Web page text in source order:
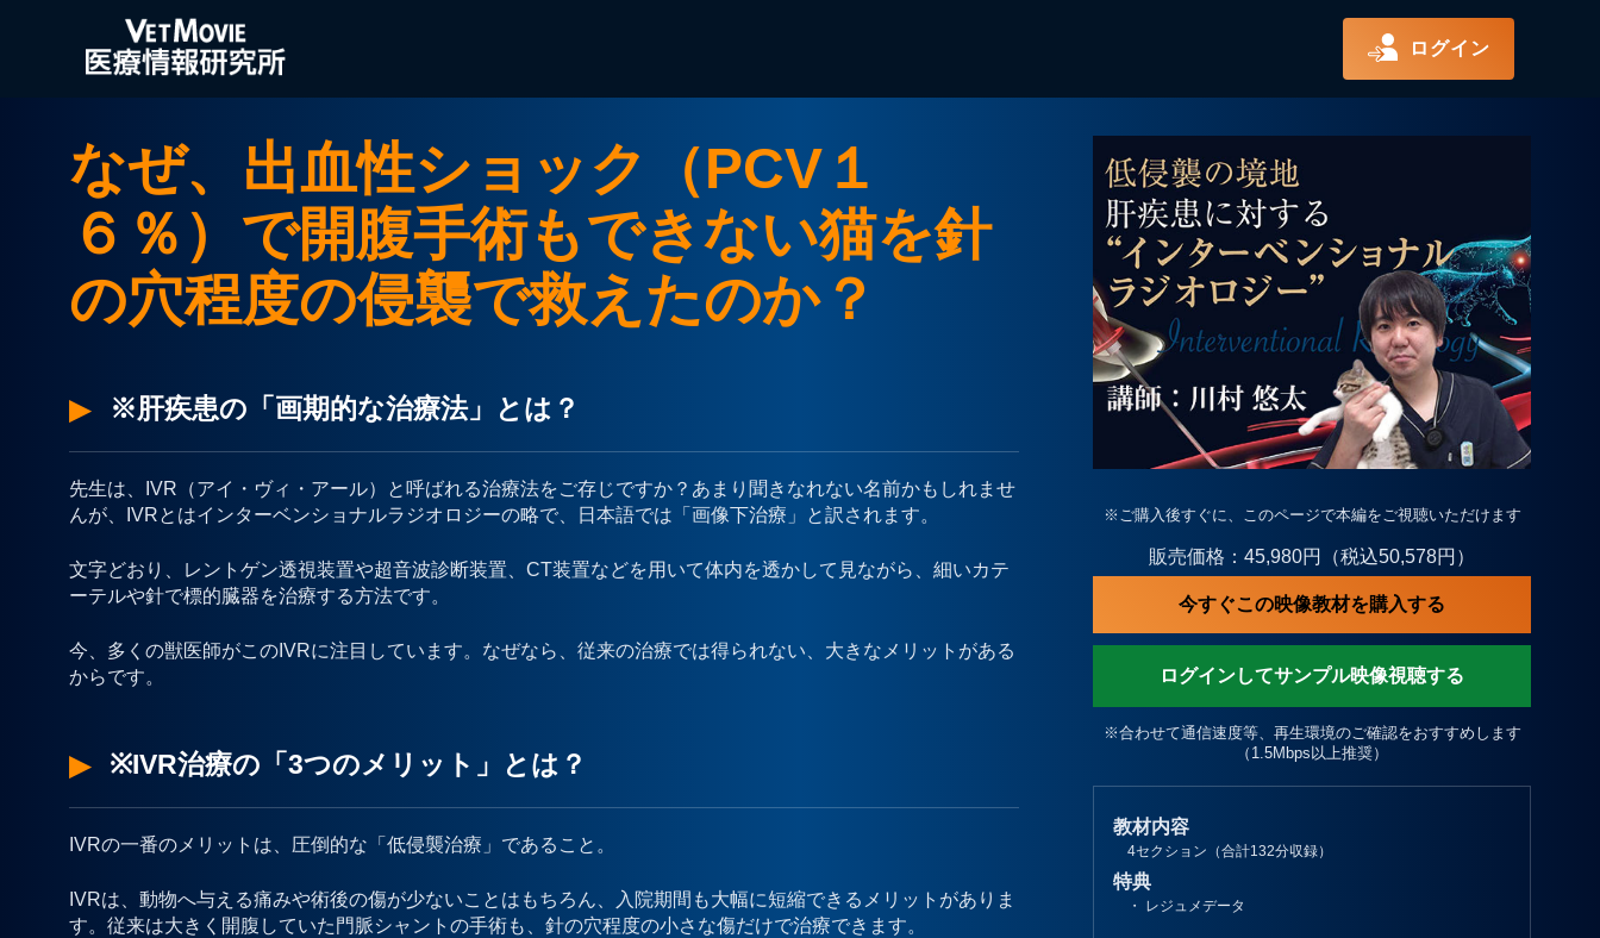
ログイン
なぜ、出血性ショック（PCV１
６％）で開腹手術もできない猫を針
の穴程度の侵襲で救えたのか？
※肝疾患の「画期的な治療法」とは？
先生は、IVR（アイ・ヴィ・アール）と呼ばれる治療法をご存じですか？あまり聞きなれない名前かもしれませ
んが、IVRとはインターベンショナルラジオロジーの略で、日本語では「画像下治療」と訳されます。
文字どおり、レントゲン透視装置や超音波診断装置、CT装置などを用いて体内を透かして見ながら、細いカテ
ーテルや針で標的臓器を治療する方法です。
今、多くの獣医師がこのIVRに注目しています。なぜなら、従来の治療では得られない、大きなメリットがある
からです。
※IVR治療の「3つのメリット」とは？
IVRの一番のメリットは、圧倒的な「低侵襲治療」であること。
IVRは、動物へ与える痛みや術後の傷が少ないことはもちろん、入院期間も大幅に短縮できるメリットがありま
す。従来は大きく開腹していた門脈シャントの手術も、針の穴程度の小さな傷だけで治療できます。
※ご購入後すぐに、このページで本編をご視聴いただけます
販売価格：45,980円（税込50,578円）
今すぐこの映像教材を購入する
ログインしてサンプル映像視聴する
※合わせて通信速度等、再生環境のご確認をおすすめします
（1.5Mbps以上推奨）
教材内容
4セクション（合計132分収録）
特典
・ レジュメデータ